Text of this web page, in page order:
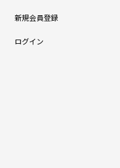
新規会員登録
ログイン